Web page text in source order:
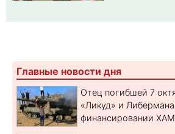
Главные новости дня
Отец погибшей 7
«Ликуд» и
финансировании